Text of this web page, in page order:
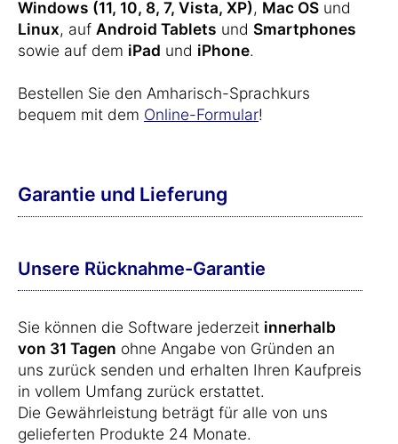
Windows (11, 10, 8, 7, Vista, XP), Mac OS und
Linux, auf Android Tablets und Smartphones
sowie auf dem iPad und iPhone.
Bestellen Sie den Amharisch-Sprachkurs
bequem mit dem Online-Formular!
Garantie und Lieferung
Unsere Rücknahme-Garantie
Sie können die Software jederzeit innerhalb
von 31 Tagen ohne Angabe von Gründen an
uns zurück senden und erhalten Ihren Kaufpreis
in vollem Umfang zurück erstattet.
Die Gewährleistung beträgt für alle von uns
gelieferten Produkte 24 Monate.